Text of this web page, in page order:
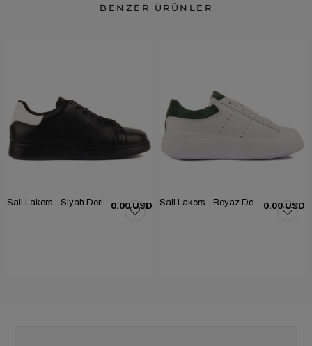
BENZER ÜRÜNLER
Sail Lakers - Siyah Deri Bağcıklı Kadın Günlük Ayakkabı 104-5036-HE754Z0.00 USD Sail Lakers - Beyaz Deri, Yeşil Süet Bağcıklı Kadın Günlük Ayakkabı 104-5058-E233 0.00 USD